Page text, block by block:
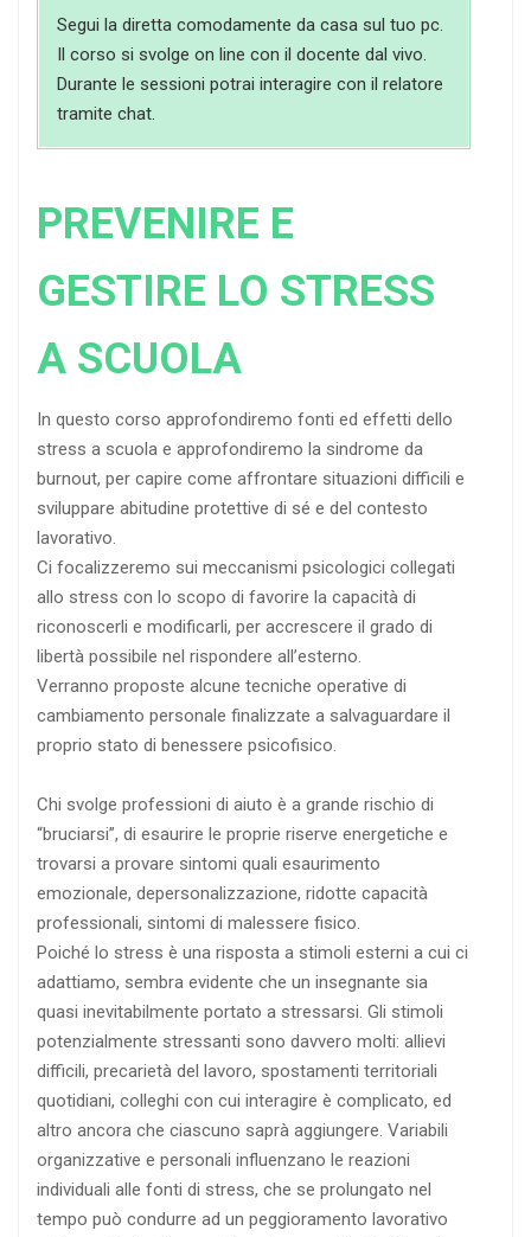
Segui la diretta comodamente da casa sul tuo pc.
Il corso si svolge on line con il docente dal vivo.
Durante le sessioni potrai interagire con il relatore
tramite chat.
PREVENIRE E
GESTIRE LO STRESS
A SCUOLA
In questo corso approfondiremo fonti ed effetti dello
stress a scuola e approfondiremo la sindrome da
burnout, per capire come affrontare situazioni difficili e
sviluppare abitudine protettive di sé e del contesto
lavorativo.
Ci focalizzeremo sui meccanismi psicologici collegati
allo stress con lo scopo di favorire la capacità di
riconoscerli e modificarli, per accrescere il grado di
libertà possibile nel rispondere all’esterno.
Verranno proposte alcune tecniche operative di
cambiamento personale finalizzate a salvaguardare il
proprio stato di benessere psicofisico.
Chi svolge professioni di aiuto è a grande rischio di
“bruciarsi”, di esaurire le proprie riserve energetiche e
trovarsi a provare sintomi quali esaurimento
emozionale, depersonalizzazione, ridotte capacità
professionali, sintomi di malessere fisico.
Poiché lo stress è una risposta a stimoli esterni a cui ci
adattiamo, sembra evidente che un insegnante sia
quasi inevitabilmente portato a stressarsi. Gli stimoli
potenzialmente stressanti sono davvero molti: allievi
difficili, precarietà del lavoro, spostamenti territoriali
quotidiani, colleghi con cui interagire è complicato, ed
altro ancora che ciascuno saprà aggiungere. Variabili
organizzative e personali influenzano le reazioni
individuali alle fonti di stress, che se prolungato nel
tempo può condurre ad un peggioramento lavorativo